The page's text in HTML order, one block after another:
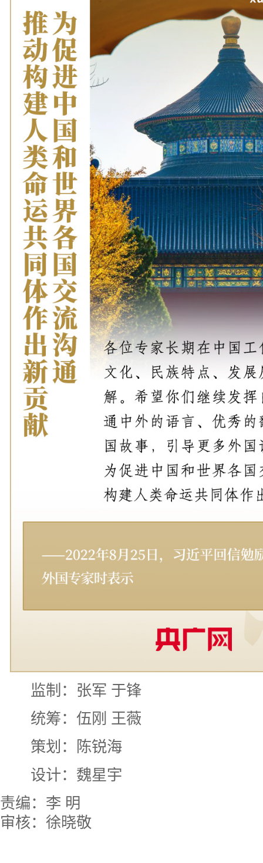
监制：张军 于锋
统筹：伍刚 王薇
策划：陈锐海
设计：魏星宇
责编：李 明
审核：徐晓敬